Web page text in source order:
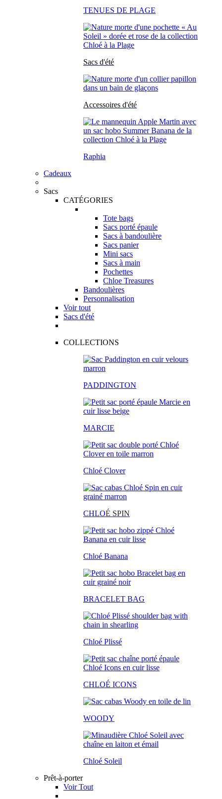
TENUES DE PLAGE
Sacs d'été
Accessoires d'été
Raphia
Cadeaux
Sacs
CATÉGORIES
Tote bags
Sacs porté épaule
Sacs à bandoulière
Sacs panier
Mini sacs
Sacs à main
Pochettes
Chloe Treasures
Bandoulières
Personnalisation
Voir tout
Sacs d'été
COLLECTIONS
PADDINGTON
MARCIE
Chloé Clover
CHLOÉ SPIN
Chloé Banana
BRACELET BAG
Chloé Plissé
CHLOÉ ICONS
WOODY
Chloé Soleil
Prêt-à-porter
Voir Tout